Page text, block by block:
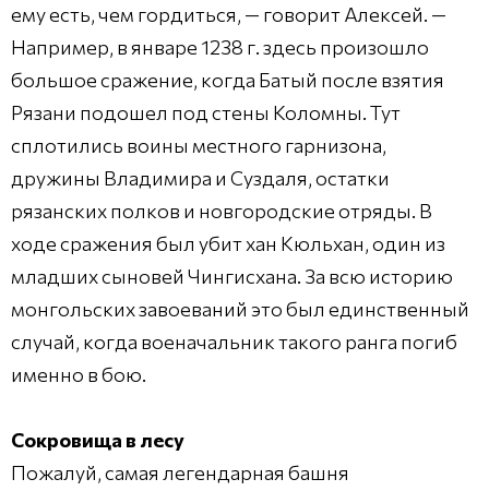
ему есть, чем гордиться, — говорит Алексей. —
Например, в январе 1238 г. здесь произошло
большое сражение, когда Батый после взятия
Рязани подошел под стены Коломны. Тут
сплотились воины местного гарнизона,
дружины Владимира и Суздаля, остатки
рязанских полков и новгородские отряды. В
ходе сражения был убит хан Кюльхан, один из
младших сыновей Чингисхана. За всю историю
монгольских завоеваний это был единственный
случай, когда военачальник такого ранга погиб
именно в бою.
Сокровища в лесу
Пожалуй, самая легендарная башня